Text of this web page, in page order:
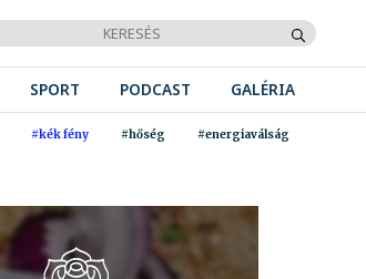
SPORT PODCAST GALÉRIA
#kék fény #hőség #energiaválság